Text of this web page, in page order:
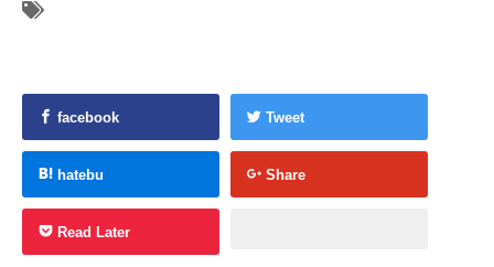
facebook Tweet
hatebu Share
Read Later